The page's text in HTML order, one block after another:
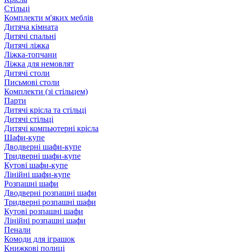
Стільці
Комплекти м'яких меблів
Дитяча кімната
Дитячі спальні
Дитячі ліжка
Ліжка-топчани
Ліжка для немовлят
Дитячі столи
Письмові столи
Комплекти (зі стільцем)
Парти
Дитячі крісла та стільці
Дитячі стільці
Дитячі компьютерні крісла
Шафи-купе
Дводверні шафи-купе
Тридверні шафи-купе
Кутові шафи-купе
Лінійні шафи-купе
Розпашні шафи
Дводверні розпашні шафи
Тридверні розпашні шафи
Кутові розпашні шафи
Лінійні розпашні шафи
Пенали
Комоди для іграшок
Книжкові полиці